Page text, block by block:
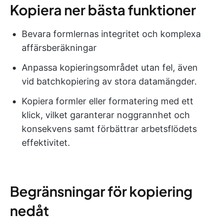
Kopiera ner bästa funktioner
Bevara formlernas integritet och komplexa
affärsberäkningar
Anpassa kopieringsområdet utan fel, även
vid batchkopiering av stora datamängder.
Kopiera formler eller formatering med ett
klick, vilket garanterar noggrannhet och
konsekvens samt förbättrar arbetsflödets
effektivitet.
Begränsningar för kopiering
nedåt